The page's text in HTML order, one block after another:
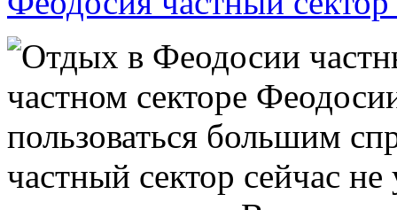
Отдых в Феодосии
частном секторе
пользоваться большим
частный сектор сейчас